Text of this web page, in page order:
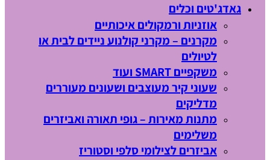
גאדג'טים וכלים
אוזניות ורמקולים איכותיים
מקרנים – מקרני קולנוע ניידים לבית או
לטיולים
משקפיים SMART ועוד
שעוני קיר מעוצבים ושעונים מעוררים
מדליקים
מתנות מאירות – גופי תאורה ואביזרים
משלימים
אביזרים לצילומי סלפי וסטוריז